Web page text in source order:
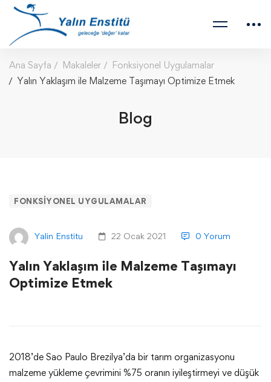
Ana Sayfa Makaleler
Fonksiyonel Uygulamalar
Yalın Yaklaşım ile Malzeme Taşımayı Optimize Etmek
Blog
FONKSIYONEL UYGULAMALAR
Yalin Enstitu 22 Ocak 2021 0 Yorum
Yalın Yaklaşım ile Malzeme Taşımayı
Optimize Etmek
2018’de Sao Paulo Brezilya’da bir tarım organizasyonu
malzeme yükleme çevrimini %75 oranın iyileştirmeyi ve düşük